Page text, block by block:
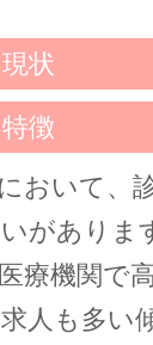
状
徴
おいて、
がありま
療機関で
人も多い